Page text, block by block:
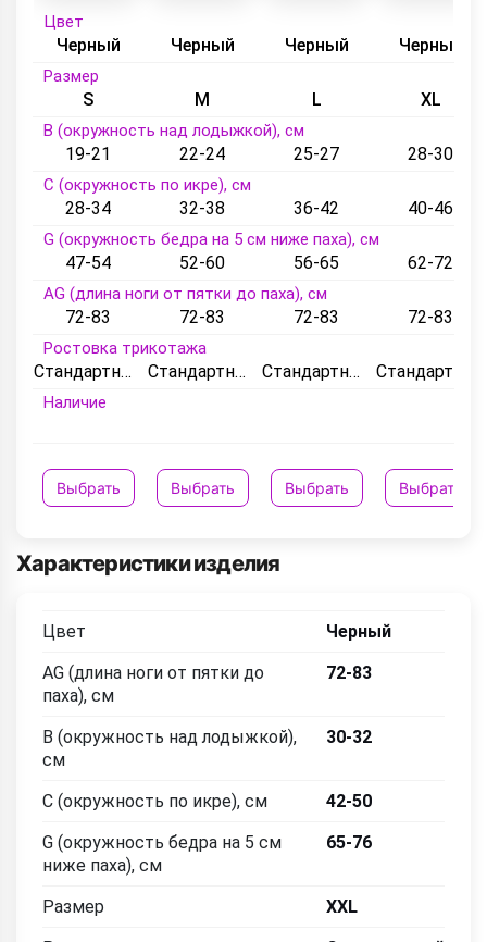
Цвет
Размер
B (окружность над лодыжкой), см
C (окружность по икре), см
G (окружность бедра на 5 см ниже паха), см
AG (длина ноги от пятки до паха), см
Ростовка трикотажа
Наличие
Черный
S
19-21
28-34
47-54
72-83
Стандартный
Выбрать
Черный
M
22-24
32-38
52-60
72-83
Стандартный
Выбрать
Черный
L
25-27
36-42
56-65
72-83
Стандартный
Выбрать
Черный
XL
28-30
40-46
62-72
72-83
Выбрать
Характеристики изделия
Цвет
Черный
AG (длина ноги от пятки до
паха), см
72-83
B (окружность над лодыжкой),
см
30-32
C (окружность по икре), см
42-50
G (окружность бедра на 5 см
ниже паха), см
65-76
Размер
XXL